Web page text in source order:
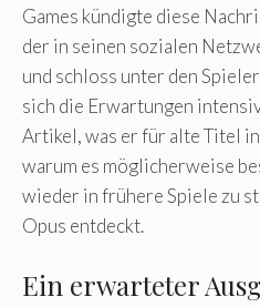
Games kündigte diese
der in seinen sozialen
und schloss unter den
sich die Erwartungen
Artikel, was er für alte Titel
warum es möglicherweise
wieder in frühere Spiele zu
Opus entdeckt.
Ein erwarteter